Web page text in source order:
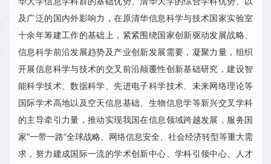
及广泛的国内外影响力，在原清华信息科学与技术国家实验室
十余年筹建工作的基础上，紧紧围绕国家创新驱动发展战略、
信息科学前沿发展趋势及产业创新发展需要，凝聚力量，组织
开展信息科学与技术的交叉前沿颠覆性创新基础研究，建设智
能科学技术、数据科学、先进电子科学技术、未来网络理论等
国际学术高地以及空天信息基础、生物信息学等新兴交叉学科
的主导牵引力量，推动实现我国在信息领域跨越发展，服务国
家“一带一路”全球战略、网络信息安全、社会经济转型等重大需
求，努力建成国际一流的学术创新中心、学科引领中心、人才